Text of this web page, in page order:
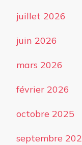
juillet 2026
juin 2026
mars 2026
février 2026
octobre 2025
septembre